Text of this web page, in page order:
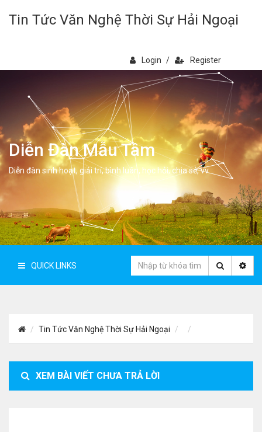
Tin Tức Văn Nghệ Thời Sự Hải Ngoại
Login / Register
Diễn Đàn Mẫu Tâm
Diễn đàn sinh hoạt, giải trí, bình luân, học hỏi, chia sẻ, vv.
QUICK LINKS
Tin Tức Văn Nghệ Thời Sự Hải Ngoại
XEM BÀI VIẾT CHƯA TRẢ LỜI